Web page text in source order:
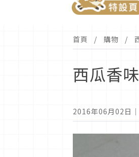
首頁 購物
西瓜香
2016年06月02日